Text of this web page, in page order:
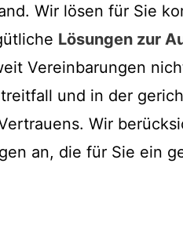
Wir lösen für Sie
Lösungen zur
Vereinbarungen
und in der
Wir
an, die für Sie ein